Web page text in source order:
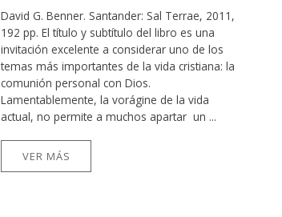
David G. Benner. Santander: Sal Terrae, 2011,
192 pp. El título y subtítulo del libro es una
invitación excelente a considerar uno de los
temas más importantes de la vida cristiana: la
comunión personal con Dios.
Lamentablemente, la vorágine de la vida
actual, no permite a muchos apartar un ...
VER MÁS